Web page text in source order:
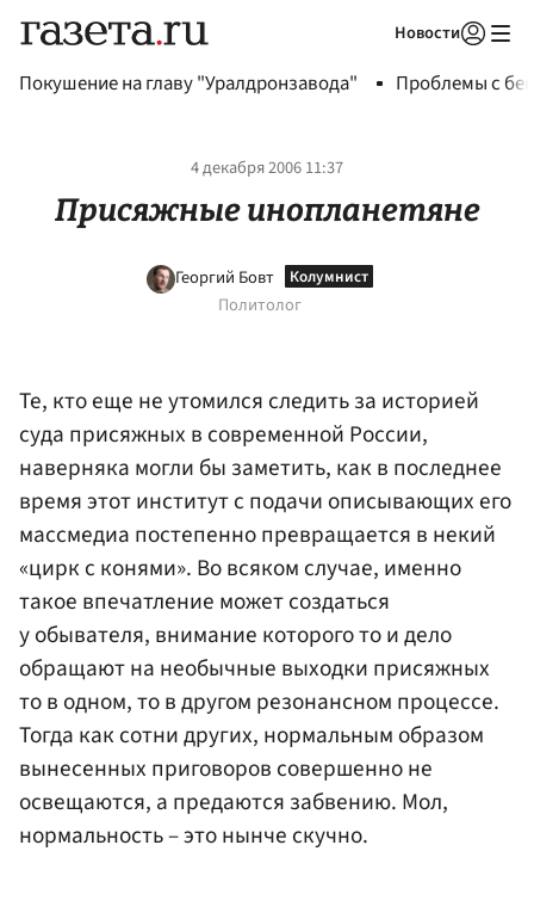
Новости
Покушение на главу "Уралдронзавода" Проблемы с
4 декабря 2006 11:37
Присяжные инопланетяне
Георгий Бовт
Политолог
Те, кто еще не утомился следить за историей
суда присяжных в современной России,
наверняка могли бы заметить, как в последнее
время этот институт с подачи описывающих его
массмедиа постепенно превращается в некий
«цирк с конями». Во всяком случае, именно
такое впечатление может создаться
у обывателя, внимание которого то и дело
обращают на необычные выходки присяжных
то в одном, то в другом резонансном процессе.
Тогда как сотни других, нормальным образом
вынесенных приговоров совершенно не
освещаются, а предаются забвению. Мол,
нормальность – это нынче скучно.